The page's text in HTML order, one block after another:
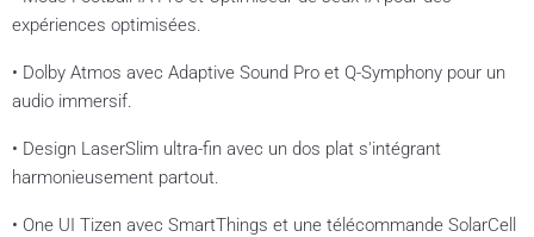
expériences optimisées.
• Dolby Atmos avec Adaptive Sound Pro et Q-Symphony pour un
audio immersif.
• Design LaserSlim ultra-fin avec un dos plat s'intégrant
harmonieusement partout.
• One UI Tizen avec SmartThings et une télécommande SolarCell